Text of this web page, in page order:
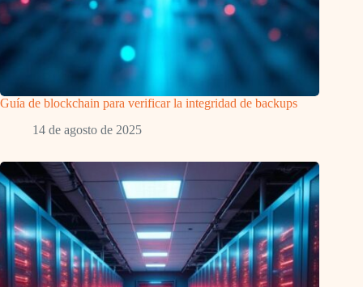
Guía de blockchain para verificar la integridad de backups
14 de agosto de 2025